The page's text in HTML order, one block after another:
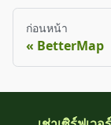
ก่อนหน้า
BetterMap